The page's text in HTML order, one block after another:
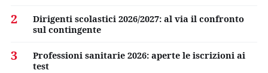
2
Dirigenti scolastici 2026/2027: al via il confronto
sul contingente
3
Professioni sanitarie 2026: aperte le iscrizioni ai
test